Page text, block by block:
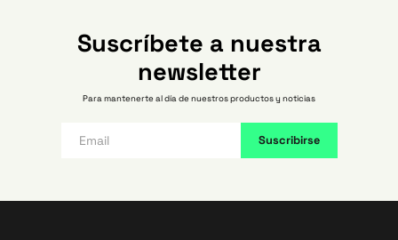
Suscríbete a nuestra
newsletter
Para mantenerte al día de nuestros productos y noticias